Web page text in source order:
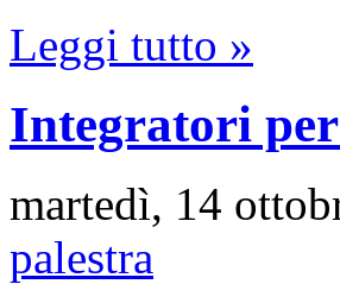
Leggi tutto »
Integratori
martedì, 14
palestra